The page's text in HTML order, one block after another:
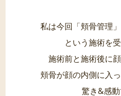
私は今回「頬骨管理
という施術を
施術前と施術後に
頬骨が顔の内側に入
驚き&感